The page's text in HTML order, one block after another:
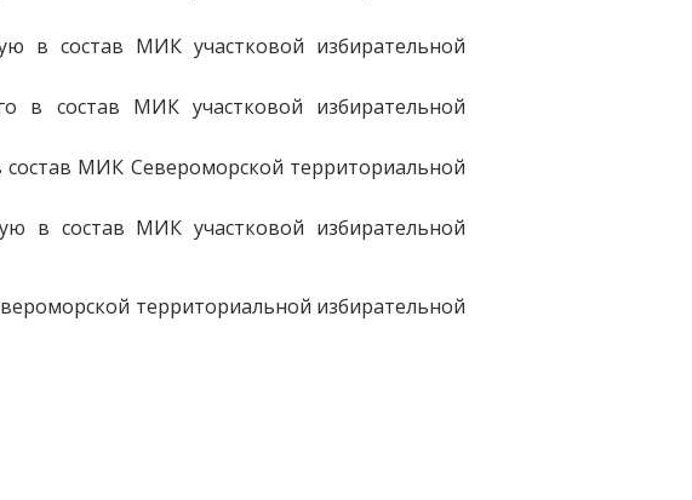
в состав МИК участковой избирательной
в состав МИК участковой избирательной
состав МИК Североморской территориальной
в состав МИК участковой избирательной
территориальной избирательной